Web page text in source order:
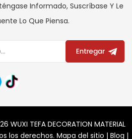
Informado, Suscríbase Y Le
Lo Que Piensa.
Entregar
TEFA DECORATION MATERIAL
los derechos. Mapa del sitio | Blog |